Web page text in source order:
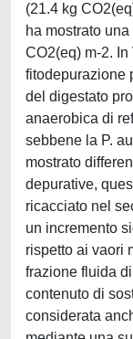
(21.4 kg
ha mostrato
CO2(eq) m-2. In
fitodepurazione
del digestato
anaerobica di
sebbene la P.
mostrato
depurative,
ricacciato nel
un incremento
rispetto ai vaori
frazione fluida
contenuto di
considerata